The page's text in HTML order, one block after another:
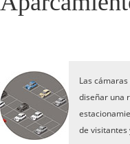
Las
diseñar una
de visitantes